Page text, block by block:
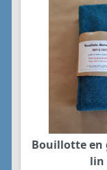
Bouillotte en
lin